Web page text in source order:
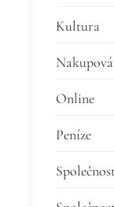
Kultura
Online
Peníze